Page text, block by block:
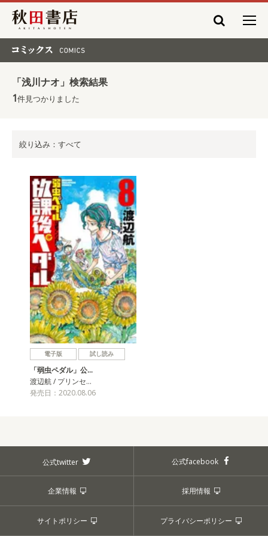
秋田書店
「浅川ナオ」検索結果
1件見つかりました
絞り込み：すべて
電子版 試し読み
「弱虫ペダル」公…
渡辺航 / プリンセ…
発売日：2020.08.06
公式twitter 公式facebook
企業情報 採用情報
サイトポリシー プライバシーポリシー